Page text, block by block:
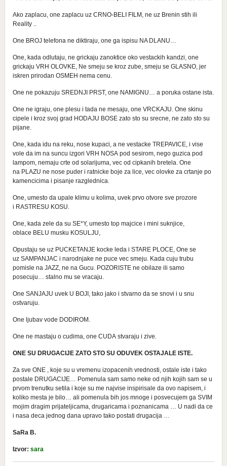
Ako zaplacu, one zaplacu uz CRNO-BELI FILM, ne uz Brenin stih ili
Reality ..
One BROJ telefona ne diktiraju, one ga ispisu NA DLANU…
One, kada odlutaju, ne grickaju zanoktice oko vestackih kandzi, one
grickaju VRH OLOVKE, Ne smeju se kroz zube, smeju se GLASNO, jer
iskren prirodan OSMEH nema cenu.
One ne pokazuju SREDNJI PRST, one NAMIGNU… a poruka ostane ista.
One ne igraju, one plesu i tada ne mesaju, one VRCKAJU. One skinu
cipele i kroz svoj grad HODAJU BOSE zato sto su srecne, ne zato sto su
pijane.
One, kada idu na reku, nose kupaci, a ne vestacke TREPAVICE, i vise
vole da im na suncu izgori VRH NOSA pod sesirom, nego guzica pod
lampom, nemaju crte od solarijuma, vec od cipkanih bretela. One
na PLAZU ne nose puder i ratnicke boje za lice, vec olovke za crtanje po
kamencicima i pisanje razglednica.
One, umesto da upale klimu u kolima, uvek prvo otvore sve prozore
i RASTRESU KOSU.
One, kada zele da su SE*Y, umesto top majcice i mini suknjice,
oblace BELU musku KOSULJU,
Opustaju se uz PUCKETANJE kocke leda i STARE PLOCE, One se
uz SAMPANJAC i narodnjake ne puce vec smeju. Kada cuju trubu
pomisle na JAZZ, ne na Gucu. POZORISTE ne obilaze ili samo
posecuju… stalno mu se vracaju.
One SANJAJU uvek U BOJI, tako jako i stvarno da se snovi i u snu
ostvaruju.
One ljubav vode DODIROM.
One ne mastaju o cudima, one CUDA stvaraju i zive.
ONE SU DRUGACIJE ZATO STO SU ODUVEK OSTAJALE ISTE.
Za sve ONE , koje su u vremenu izopacenih vrednosti, ostale iste i tako
postale DRUGACIJE… Pomenula sam samo neke od njih kojih sam se u
prvom trenutku setila i koje su me najvise inspirisale da ovo napisem, i
koliko mesta je bilo… ali pomenula bih jos mnoge i posvecujem ga SVIM
mojim dragim prijateljicama, drugaricama i poznanicama … U nadi da ce
i nasa deca jednog dana upravo tako postati drugacija …
SaRa B.
Izvor: sara